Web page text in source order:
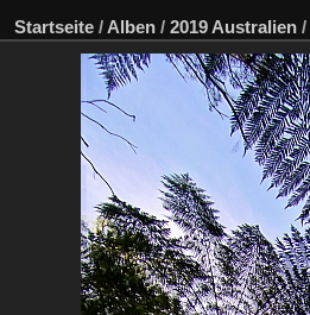
Startseite / Alben / 2019 Australien /